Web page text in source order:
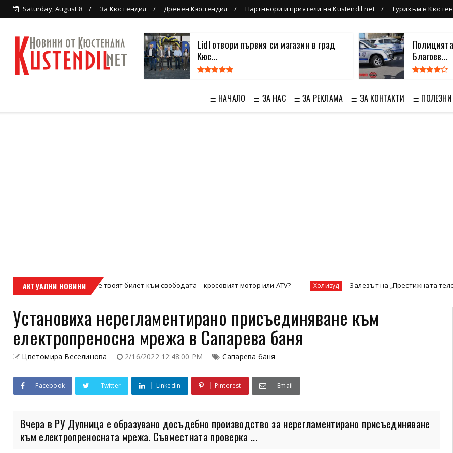
Saturday, August 8 За Кюстендил Древен Кюстендил Партньори и приятели на Kustendil net Туризъм в
Lidl отвори първия си магазин в град
Кюс...
Благоев...
≣ НАЧАЛО ≣ ЗА НАС ≣ ЗА РЕКЛАМА ≣ ЗА КОНТАКТИ ≣ ПОЛЕЗНИ
АКТУАЛНИ НОВИНИ
мотор Кой е твоят билет към свободата – кросовият мотор или ATV? Холивуд Залезът на „Престижната телевизия“ и
Установиха нерегламентирано присъединяване към
електропреносна мрежа в Сапарева баня
Цветомира Веселинова 2/16/2022 12:48:00 PM Сапарева баня
Facebook Twitter Linkedin Pinterest Email
Вчера в РУ Дупница е образувано досъдебно производство за нерегламентирано присъединяване
към електропреносната мрежа. Съвместната проверка ...